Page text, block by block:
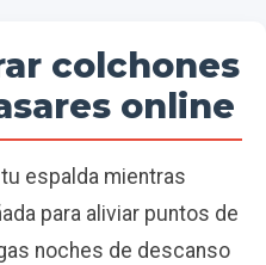
colchones
online
espalda mientras
para aliviar puntos de
noches de descanso